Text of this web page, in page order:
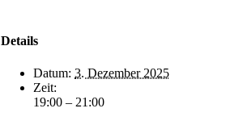
Details
Datum: 3. Dezember 2025
Zeit:
19:00 – 21:00